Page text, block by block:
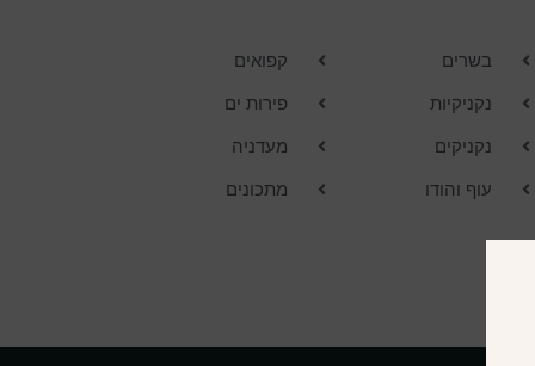
בשרים
נקניקיות
נקניקים
עוף והודו
קפואים
פירות ים
מעדניה
מתכונים